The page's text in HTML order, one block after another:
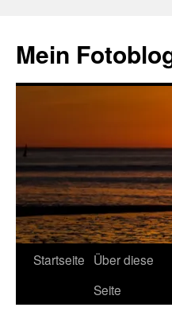
springen
Mein
Startseite Über diese
Seite